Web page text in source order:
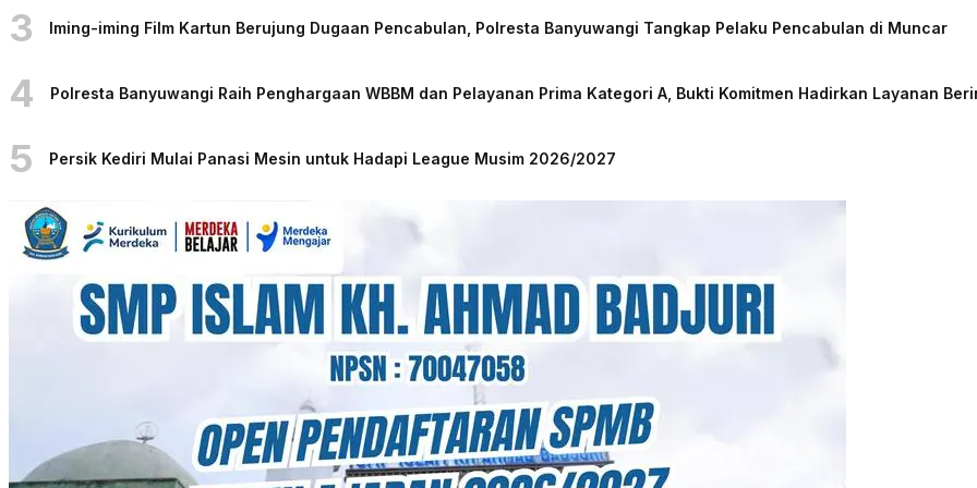
3 Iming-iming Film Kartun Berujung Dugaan Pencabulan, Polresta Banyuwangi Tangkap Pelaku Pencabulan di Muncar
4 Polresta Banyuwangi Raih Penghargaan WBBM dan Pelayanan Prima Kategori A, Bukti Komitmen Hadirkan Layanan
5 Persik Kediri Mulai Panasi Mesin untuk Hadapi League Musim 2026/2027